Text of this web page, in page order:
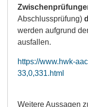
Abschlussprüfung)
werden aufgrund
ausfallen.
https://www.hwk-
33,0,331.html
Weitere Aussagen